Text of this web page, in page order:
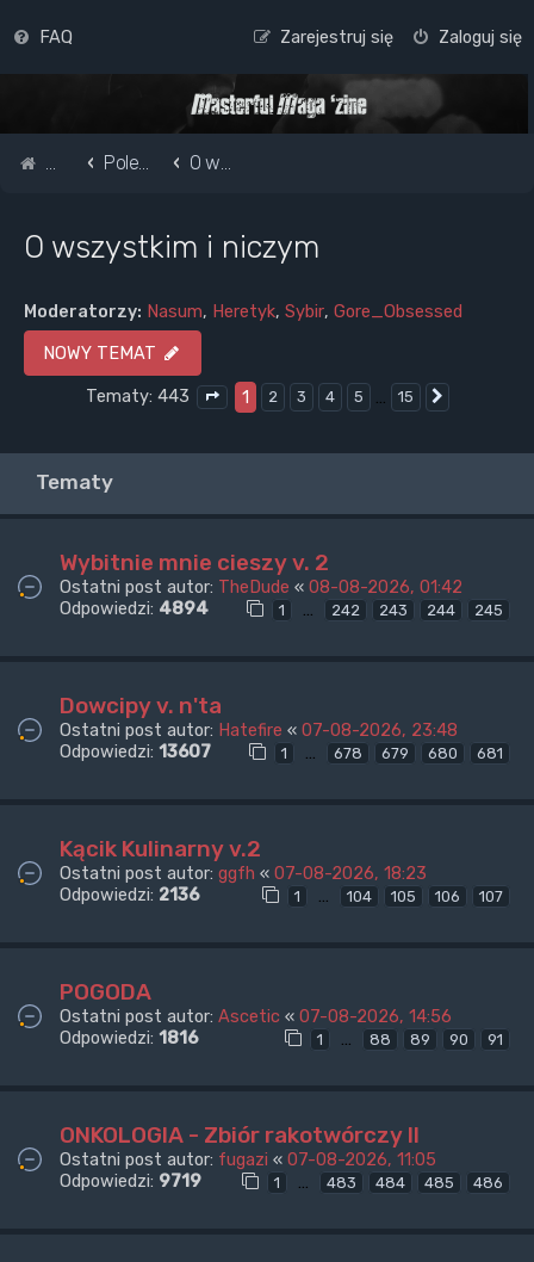
FAQ Zaloguj się
Zarejestruj się
Strona główna
Pole do popisu... O wszystkim i niczym
O wszystkim i niczym
Moderatorzy: Nasum, Heretyk, Sybir, Gore_Obsessed
NOWY TEMAT
Tematy: 443
Strona1 z15
1 2 3 4 5 … 15
Tematy
Wybitnie mnie cieszy v. 2
Ostatni post autor: TheDude « 08-08-2026, 01:42
Odpowiedzi: 4894 1 … 242 243 244 245
Dowcipy v. n'ta
Ostatni post autor: Hatefire « 07-08-2026, 23:48
Odpowiedzi: 13607 1 … 678 679 680 681
Kącik Kulinarny v.2
Ostatni post autor: ggfh « 07-08-2026, 18:23
Odpowiedzi: 2136 1 … 104 105 106 107
POGODA
Ostatni post autor: Ascetic « 07-08-2026, 14:56
Odpowiedzi: 1816 1 … 88 89 90 91
ONKOLOGIA - Zbiór rakotwórczy II
Ostatni post autor: fugazi « 07-08-2026, 11:05
Odpowiedzi: 9719 1 … 483 484 485 486